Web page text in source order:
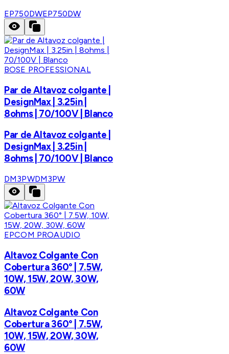
EP750DWEP750DW
BOSE PROFESSIONAL
Par de Altavoz colgante |
DesignMax | 3.25in |
8ohms | 70/100V | Blanco
Par de Altavoz colgante |
DesignMax | 3.25in |
8ohms | 70/100V | Blanco
DM3PWDM3PW
EPCOM PROAUDIO
Altavoz Colgante Con
Cobertura 360° | 7.5W,
10W, 15W, 20W, 30W,
60W
Altavoz Colgante Con
Cobertura 360° | 7.5W,
10W, 15W, 20W, 30W,
60W